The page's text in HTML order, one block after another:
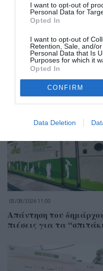
I want to opt-out of
Personal Data for
Opted In
I want to opt-out of
Retention, Sale, and/
Personal Data that Is
Purposes for which it
Opted In
CONFIRM
Data Deletion
Σχετικά Άρθρα
05/08/2026 11:00
Απάντηση του
πιέσεις για τα